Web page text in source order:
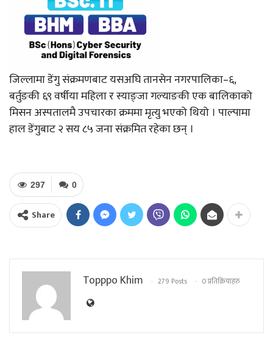
जिल्लामा डेंगु संक्रमणबाट यसअघि तानसेन नगरपालिका–६,
बर्तुङकी ६९ वर्षीया महिला र स्याङ्जा गल्याङकी एक बालिकाको
मिसन अस्पतालमै उपचारका क्रममा मृत्यु भएको थियो । पाल्पामा
हाल डेंगुबाट २ सय ८५ जना संक्रमित रहेका छन् ।
0
297
Share
Topppo Khim 279 Posts 0 प्रतिक्रियाहरु